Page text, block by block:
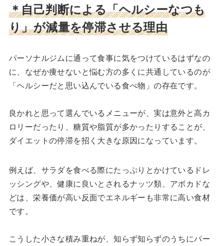
＊自己判断による「ヘルシーなつも
り」が減量を停滞させる理由
パーソナルジムに通って食事に気をつけているはずなの
に、なぜか痩せないと悩む方の多くに共通しているのが
「ヘルシーだと思い込んでいる食べ物」の存在です。
良かれと思って選んでいるメニューが、実は意外と高カ
ロリーだったり、糖質や脂質が多かったりすることが、
ダイエットの停滞を招く大きな原因になっています。
例えば、サラダを食べる際にたっぷりとかけているドレ
ッシングや、健康に良いとされるナッツ類、アボカドな
どは、栄養価が高い反面でエネルギーも非常に高い食材
です。
こうした小さな積み重ねが、知らず知らずのうちにパー